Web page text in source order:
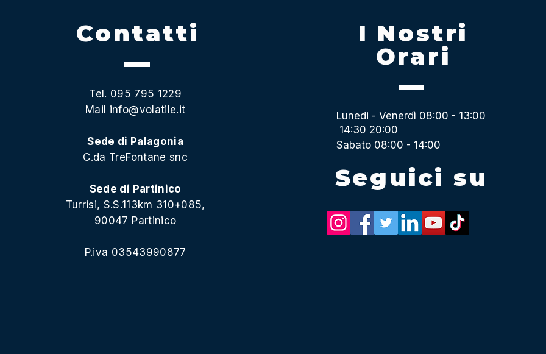
Contatti
Tel. 095 795 1229
Mail info@volatile.it
Sede di Palagonia
C.da TreFontane snc
Sede di Partinico
Turrisi, S.S.113km 310+085,
90047 Partinico
P.iva 03543990877
I Nostri
Orari
Lunedi - Venerdì 08:00 - 13:00
14:30 20:00
Sabato 08:00 - 14:00
Seguici su